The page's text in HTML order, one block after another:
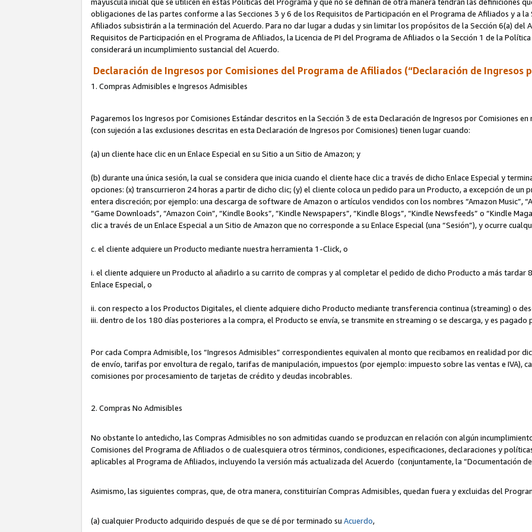
mayúscula inicial que se utilicen en estas Políticas del Programa y que no se definan de otra manera tendrán las definiciones
obligaciones de las partes conforme a las Secciones 3 y 6 de los Requisitos de Participación en el Programa de Afiliados y a la
Afiliados subsistirán a la terminación del Acuerdo. Para no dar lugar a dudas y sin limitar los propósitos de la Sección 6(a) del
Requisitos de Participación en el Programa de Afiliados, la Licencia de PI del Programa de Afiliados o la Sección 1 de la
considerará un incumplimiento sustancial del Acuerdo.
Declaración de Ingresos por Comisiones del Programa de Afiliados (“Declaración de Ingresos
1. Compras Admisibles e Ingresos Admisibles
Pagaremos los Ingresos por Comisiones Estándar descritos en la Sección 3 de esta Declaración de Ingresos por Comisiones
(con sujeción a las exclusiones descritas en esta Declaración de Ingresos por Comisiones) tienen lugar cuando:
(a) un cliente hace clic en un Enlace Especial en su Sitio a un Sitio de Amazon; y
(b) durante una única sesión, la cual se considera que inicia cuando el cliente hace clic a través de dicho Enlace Especial y
opciones: (x) transcurrieron 24 horas a partir de dicho clic; (y) el cliente coloca un pedido para un Producto, a excepción de
entera discreción; por ejemplo: una descarga de software de Amazon o artículos vendidos con los nombres “Amazon Music”,
“Game Downloads”, “Amazon Coin”, “Kindle Books”, “Kindle Newspapers”, “Kindle Blogs”, “Kindle Newsfeeds” o “Kindle
clic a través de un Enlace Especial a un Sitio de Amazon que no corresponde a su Enlace Especial (una “Sesión”), y ocurre
c. el cliente adquiere un Producto mediante nuestra herramienta 1-Click, o
i. el cliente adquiere un Producto al añadirlo a su carrito de compras y al completar el pedido de dicho Producto a más tardar
Enlace Especial, o
ii. con respecto a los Productos Digitales, el cliente adquiere dicho Producto mediante transferencia continua (streaming) o
iii. dentro de los 180 días posteriores a la compra, el Producto se envía, se transmite en streaming o se descarga, y es pagado
Por cada Compra Admisible, los “Ingresos Admisibles” correspondientes equivalen al monto que recibamos en realidad por
de envío, tarifas por envoltura de regalo, tarifas de manipulación, impuestos (por ejemplo: impuesto sobre las ventas e IVA),
comisiones por procesamiento de tarjetas de crédito y deudas incobrables.
2. Compras No Admisibles
No obstante lo antedicho, las Compras Admisibles no son admitidas cuando se produzcan en relación con algún
Comisiones del Programa de Afiliados o de cualesquiera otros términos, condiciones, especificaciones, declaraciones y
aplicables al Programa de Afiliados, incluyendo la versión más actualizada del Acuerdo (conjuntamente, la “Documentación
Asimismo, las siguientes compras, que, de otra manera, constituirían Compras Admisibles, quedan fuera y excluidas del
(a) cualquier Producto adquirido después de que se dé por terminado su Acuerdo,